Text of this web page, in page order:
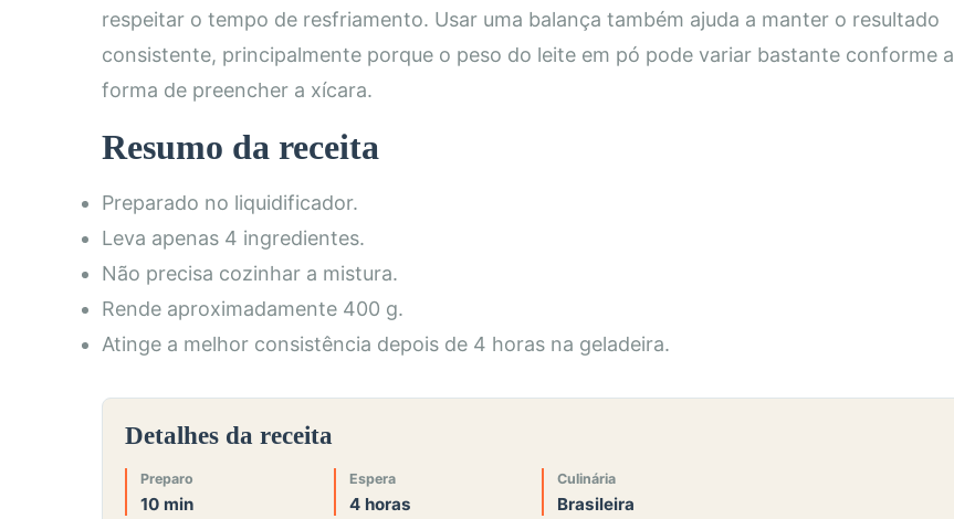
respeitar o tempo de resfriamento. Usar uma balança também ajuda a manter o resultado
consistente, principalmente porque o peso do leite em pó pode variar bastante conforme a
forma de preencher a xícara.
Resumo da receita
Preparado no liquidificador.
Leva apenas 4 ingredientes.
Não precisa cozinhar a mistura.
Rende aproximadamente 400 g.
Atinge a melhor consistência depois de 4 horas na geladeira.
Detalhes da receita
Preparo
10 min
Espera
4 horas
Culinária
Brasileira